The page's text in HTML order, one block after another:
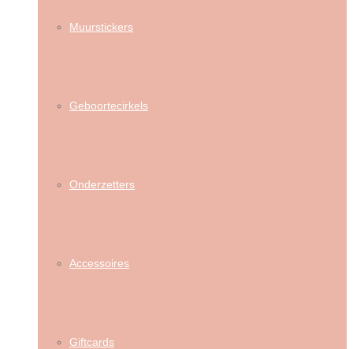
Muurstickers
Geboortecirkels
Onderzetters
Accessoires
Giftcards